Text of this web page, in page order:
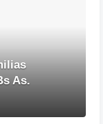
As.